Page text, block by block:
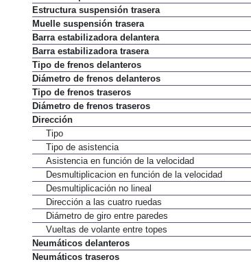
Muelle suspensión delantera
Estructura suspensión trasera
Muelle suspensión trasera
Barra estabilizadora delantera
Barra estabilizadora trasera
Tipo de frenos delanteros
Diámetro de frenos delanteros
Tipo de frenos traseros
Diámetro de frenos traseros
Dirección
Tipo
Tipo de asistencia
Asistencia en función de la velocidad
Desmultiplicacion en función de la velocidad
Desmultiplicación no lineal
Dirección a las cuatro ruedas
Diámetro de giro entre paredes
Vueltas de volante entre topes
Neumáticos delanteros